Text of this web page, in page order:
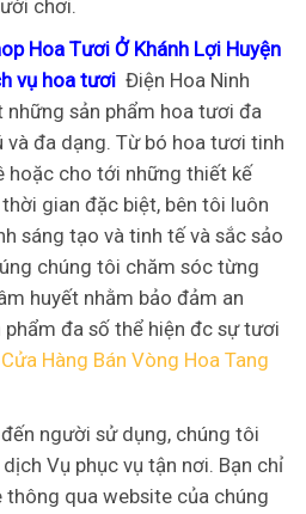
chơi.
Hoa Tươi Ở Khánh Lợi Huyện
vụ hoa tươi Điện Hoa Ninh
những sản phẩm hoa tươi đa
và đa dạng. Từ bó hoa tươi tinh
hoặc cho tới những thiết kế
gian đặc biệt, bên tôi luôn
sáng tạo và tinh tế và sắc sảo
chúng tôi chăm sóc từng
huyết nhằm bảo đảm an
đa số thể hiện đc sự tươi
Cửa Hàng Bán Vòng Hoa Tang
người sử dụng, chúng tôi
Vụ phục vụ tận nơi. Bạn chỉ
qua website của chúng